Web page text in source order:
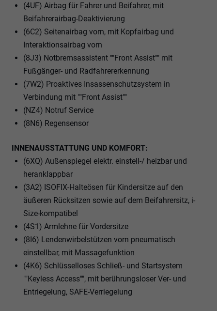
(4UF) Airbag für Fahrer und Beifahrer, mit
Beifahrerairbag-Deaktivierung
(6C2) Seitenairbag vorn, mit Kopfairbag und
Interaktionsairbag vorn
(8J3) Notbremsassistent ""Front Assist"" mit
Fußgänger- und Radfahrererkennung
(7W2) Proaktives Insassenschutzsystem in
Verbindung mit ""Front Assist""
(NZ4) Notruf Service
(8N6) Regensensor
INNENAUSSTATTUNG UND KOMFORT:
(6XQ) Außenspiegel elektr. einstell-/ heizbar und
heranklappbar
(3A2) ISOFIX-Halteösen für Kindersitze auf den
äußeren Rücksitzen sowie auf dem Beifahrersitz, i-
Size-kompatibel
(4S1) Armlehne für Vordersitze
(8I6) Lendenwirbelstützen vorn pneumatisch
einstellbar, mit Massagefunktion
(4K6) Schlüsselloses Schließ- und Startsystem
""Keyless Access"", mit berührungsloser Ver- und
Entriegelung, SAFE-Verriegelung